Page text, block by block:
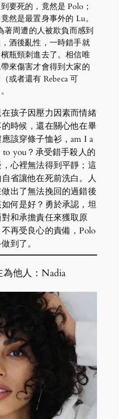
要死的，竟然是 Polo；
然是最置身事外的 Lu。
著周遭的人被欺負而感到
酒後亂性，一時錯手就
瓶頸刺進去了。相信唯
來傷害才會得到大家的
或者還有 Rebeca 可
孩子因壓力因素而情緒
時候，還在關心他在畢
該穿條子恤衫，am I a
to you？承受錯手殺人的
心裡無法得到平靜；這
省讓他在死前洗白。人
出了無法挽回的過錯後
何是好？勇於承認，坦
和承擔責任來獲取原
再受良心的責備，Polo
到了。
他人：Nadia